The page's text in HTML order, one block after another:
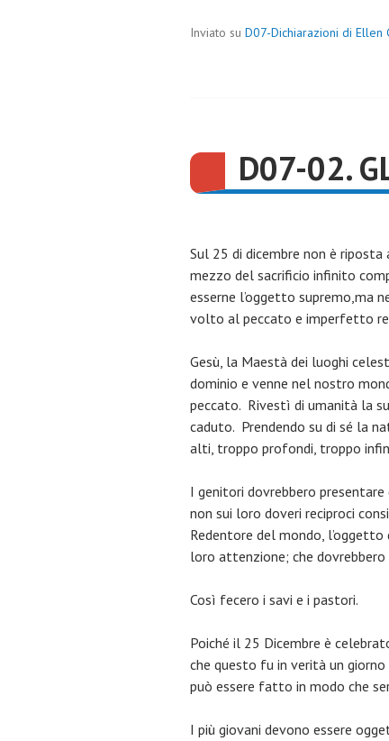
Inviato suD07-Dichiarazioni di
D07-02.
Sul 25 di dicembre non è
mezzo del sacrificio infinito
esserne l’oggetto supremo,ma
volto al peccato e imperfetto
Gesù, la Maestà dei luoghi
dominio e venne nel nostro
peccato. Rivestì di umanità la
caduto. Prendendo su di sé la
alti, troppo profondi, troppo
I genitori dovrebbero
non sui loro doveri reciproci
Redentore del mondo,
loro attenzione; che
Così fecero i savi e i pastori.
Poiché il 25 Dicembre è
che questo fu in verità un
può essere fatto in modo che
I più giovani devono essere